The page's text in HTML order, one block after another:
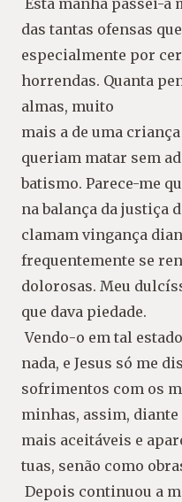
Esta manhã passei-a
das tantas ofensas
especialmente por
horrendas. Quanta
almas, muito
mais a de uma
queriam matar sem
batismo. Parece-me
na balança da justiça
clamam vingança
frequentemente se
dolorosas. Meu
que dava piedade.
Vendo-o em tal
nada, e Jesus só me
sofrimentos com os
minhas, assim, diante
mais aceitáveis e
tuas, senão como
Depois continuou a